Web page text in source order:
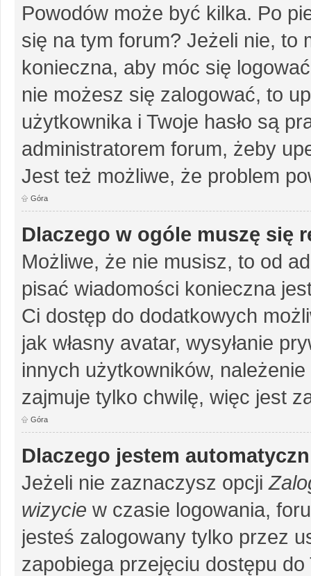
Powodów może być kilka. Po
się na tym forum? Jeżeli nie, to
konieczna, aby móc się
nie możesz się zalogować, to
użytkownika i Twoje hasło są
administratorem forum, żeby
Jest też możliwe, że problem
Góra
Dlaczego w ogóle muszę się
Możliwe, że nie musisz, to od
pisać wiadomości konieczna
Ci dostęp do dodatkowych
jak własny avatar, wysyłanie
innych użytkowników,
zajmuje tylko chwilę, więc jest
Góra
Dlaczego jestem
Jeżeli nie zaznaczysz opcji
wizycie w czasie logowania,
jesteś zalogowany tylko przez
zapobiega przejęciu dostępu